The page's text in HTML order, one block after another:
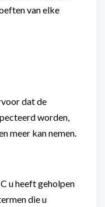
van elke
dat de
worden,
meer kan nemen.
u heeft geholpen
die u